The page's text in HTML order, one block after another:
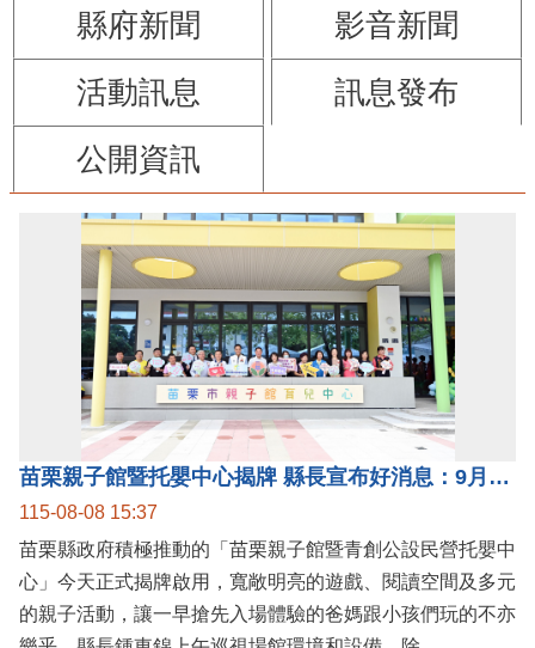
縣府新聞
影音新聞
活動訊息
訊息發布
公開資訊
苗栗親子館暨托嬰中心揭牌 縣長宣布好消息：9月1日起調降臨時托嬰費用
115-08-08 15:37
苗栗縣政府積極推動的「苗栗親子館暨青創公設民營托嬰中
心」今天正式揭牌啟用，寬敞明亮的遊戲、閱讀空間及多元
的親子活動，讓一早搶先入場體驗的爸媽跟小孩們玩的不亦